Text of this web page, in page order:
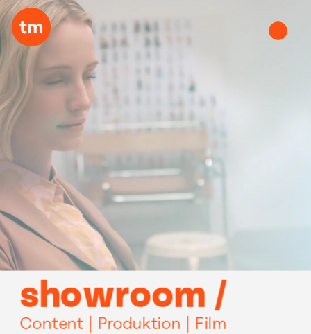
showroom /
Content | Produktion | Film